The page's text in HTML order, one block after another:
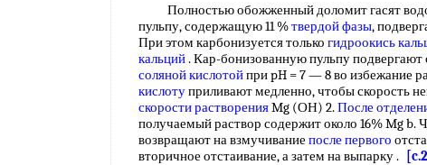
Полностью обожженный доломит гасят
пульпу, содержащую 11 %твердой фазы,
При этом карбонизуется только гидроокись
кальций. Кар-бонизованную пульпу подвергают
соляной кислотойпри pH = 7 — 8 во избежание
кислотуприливают медленно, чтобы скорость
скорости растворенияMg (ОН) 2.После
получаемый раствор содержит около 16% Mg b.
возвращают на взмучивание после первого
вторичное отстаивание, а затем на выпарку .